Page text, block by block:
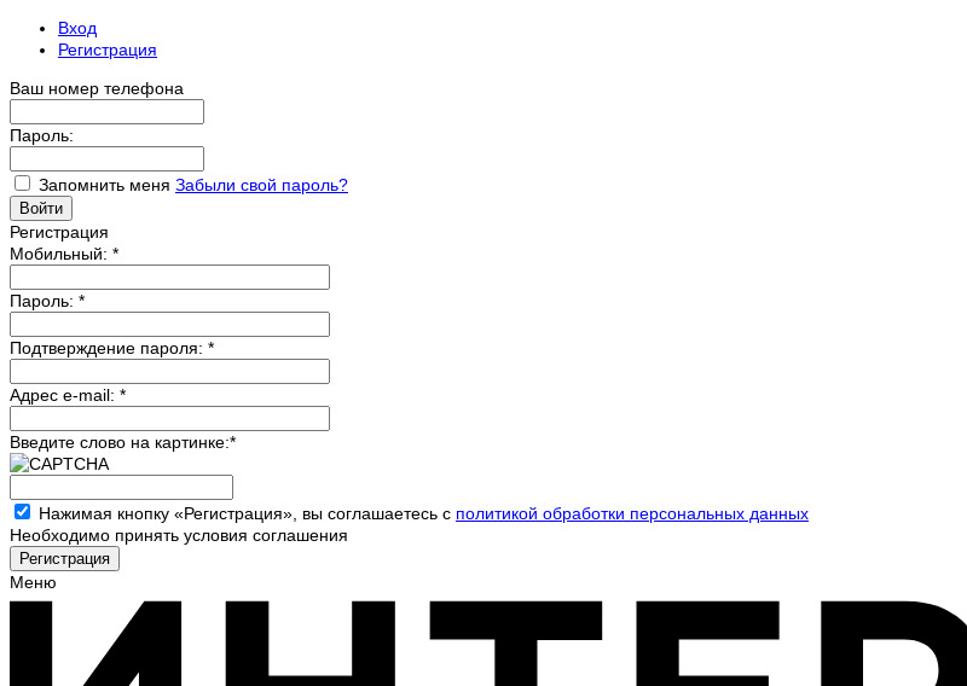
Вход
Регистрация
Ваш номер телефона
Пароль:
Запомнить меня Забыли свой пароль?
Регистрация
Мобильный: *
Пароль: *
Подтверждение пароля: *
Адрес e-mail: *
Введите слово на картинке:*
Нажимая кнопку «Регистрация», вы соглашаетесь с политикой обработки персональных данных
Необходимо принять условия соглашения
Меню